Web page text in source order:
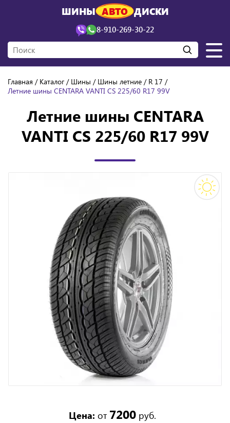
ШИНЫ АВТО ДИСКИ
8-910-269-30-22
Главная Каталог Шины Шины летние
R 17
Летние шины CENTARA VANTI CS 225/60 R17 99V
Летние шины CENTARA
VANTI CS 225/60 R17 99V
Цена: от 7200 руб.